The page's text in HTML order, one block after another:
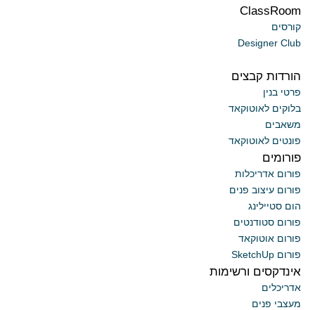
ClassRoom
קורסים
Designer Club
הורדות קבצים
פרטי בנין
בלוקים לאוטוקאד
משאבים
פונטים לאוטוקאד
פורומים
פורום אדריכלות
פורום עיצוב פנים
הום סטיילינג
פורום סטודנטים
פורום אוטוקאד
פורום SketchUp
אינדקסים ורשימות
אדריכלים
מעצבי פנים